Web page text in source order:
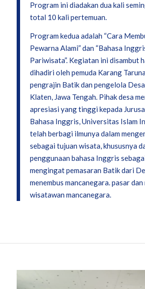
Program ini diadakan dua kali
total 10 kali pertemuan.
Program kedua adalah “Cara
Pewarna Alami” dan “Bahasa
Pariwisata”. Kegiatan ini disambut
dihadiri oleh pemuda Karang
pengrajin Batik dan pengelola
Klaten, Jawa Tengah. Pihak desa
apresiasi yang tinggi kepada
Bahasa Inggris, Universitas Islam
telah berbagi ilmunya dalam
sebagai tujuan wisata, khususnya
penggunaan bahasa Inggris
mengingat pemasaran Batik dari
menembus mancanegara. pasar
wisatawan mancanegara.